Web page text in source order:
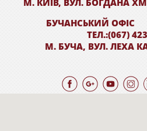
М. КИЇВ, ВУЛ. БОГДАНА
БУЧАНСЬКИЙ ОФІС
ТЕЛ.:(067)
М. БУЧА, ВУЛ. ЛЕХА